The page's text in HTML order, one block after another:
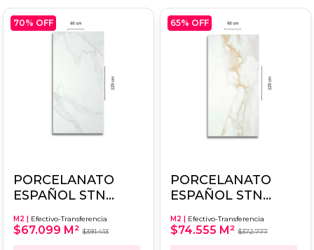
70% OFF
PORCELANATO
ESPAÑOL STN
WHITE PULIDO
M2 | Efectivo-Transferencia
$67.099 M² $391.413
65% OFF
PORCELANATO
ESPAÑOL STN
GOLD PULIDO
M2 | Efectivo-Transferencia
$74.555 M² $372.777